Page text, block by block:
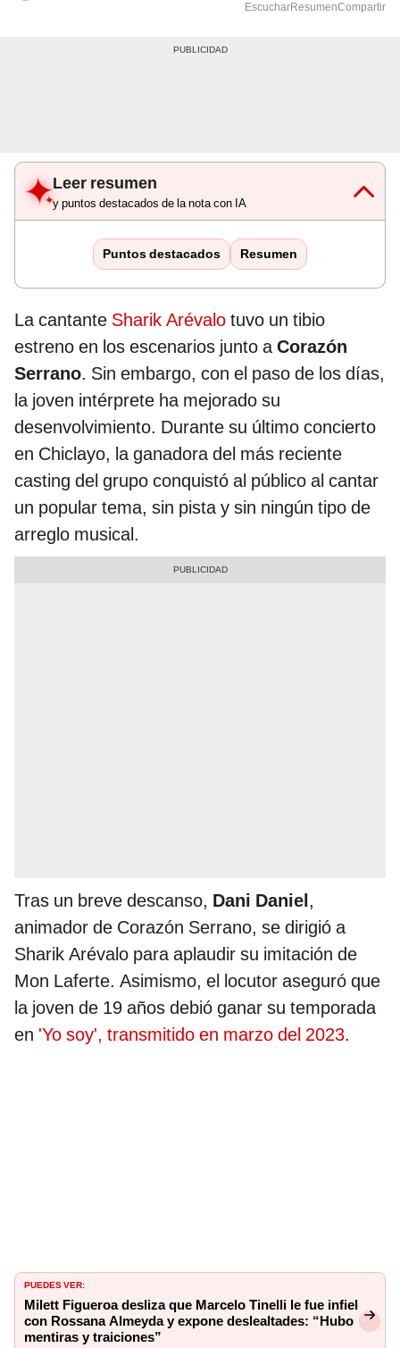
EscucharResumenCompartir
Leer resumen
y puntos destacados de la nota con IA
Puntos destacados Resumen
La cantante Sharik Arévalo tuvo un tibio
estreno en los escenarios junto aCorazón
Serrano. Sin embargo, con el paso de los días,
la joven intérprete ha mejorado su
desenvolvimiento. Durante su último concierto
en Chiclayo, la ganadora del más reciente
casting del grupo conquistó al público al cantar
un popular tema, sin pista y sin ningún tipo de
arreglo musical.
Tras un breve descanso, Dani Daniel,
animador de Corazón Serrano, se dirigió a
Sharik Arévalo para aplaudir su imitación de
Mon Laferte. Asimismo, el locutor aseguró que
la joven de 19 años debió ganar su temporada
en 'Yo soy', transmitido en marzo del 2023.
PUEDES VER:
Milett Figueroa desliza que Marcelo Tinelli le fue infiel
con Rossana Almeyda y expone deslealtades: “Hubo
mentiras y traiciones”